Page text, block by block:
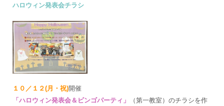
ハロウィン発表会チラシ
１０／１２(月・祝)開催
「ハロウィン発表会＆ビンゴパーティ」
（第一教室）のチラシを作